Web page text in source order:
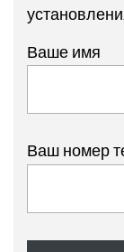
Ваше имя
Ваш номер